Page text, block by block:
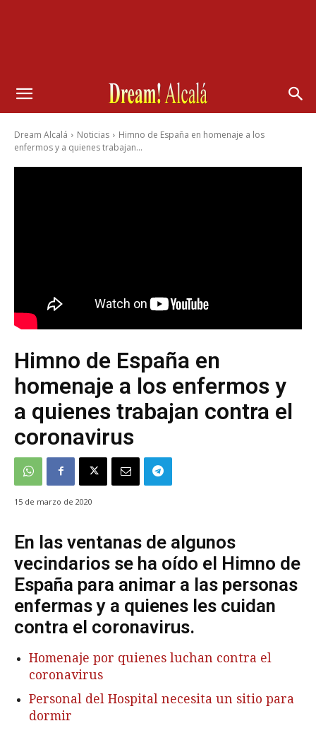
Dream Alcalá Noticias
Himno de España en homenaje a los
enfermos y a quienes trabajan...
Himno de España en
homenaje a los enfermos y
a quienes trabajan contra el
coronavirus
15 de marzo de 2020
En las ventanas de algunos
vecindarios se ha oído el Himno de
España para animar a las personas
enfermas y a quienes les cuidan
contra el coronavirus.
Homenaje por quienes luchan contra el
coronavirus
Personal del Hospital necesita un sitio para
dormir